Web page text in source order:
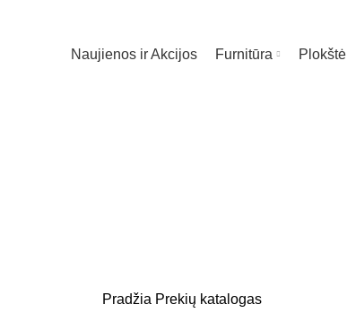
Naujienos ir Akcijos Furnitūra Plokštė
Pradžia Prekių katalogas